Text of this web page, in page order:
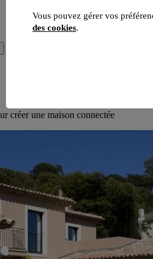
créer une maison connectée
Vous pouvez gérer vos
des cookies.